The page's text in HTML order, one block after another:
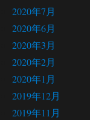
2020年7月
2020年6月
2020年3月
2020年2月
2020年1月
2019年12月
2019年11月